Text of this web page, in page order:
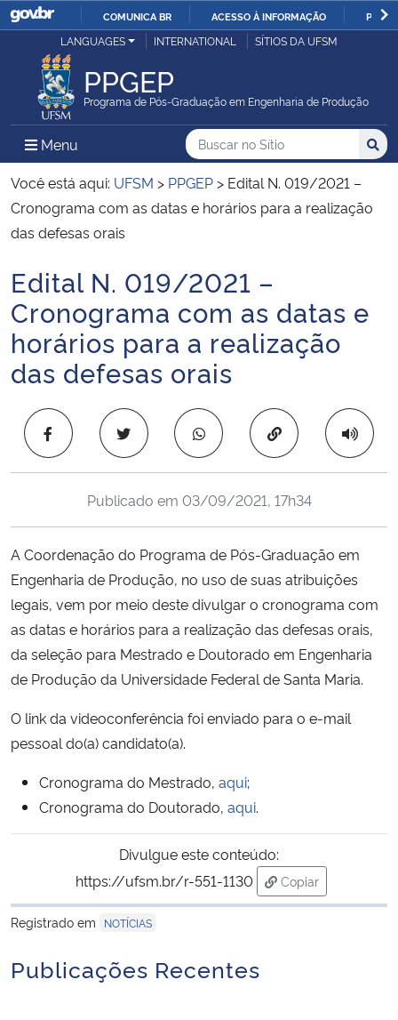
IR
COMUNICA BR ACESSO À INFORMAÇÃO
Ministério da Justiça e Segurança Pública
Ministério da Defesa
Ministério das Relações Exteriores
Ministério da Economia
Ministério da Infraestrutura
Ministério da Agricultura, Pecuária e Abastecimento
Ministério da Educação
Ministério da Cidadania
Ministério da Saúde
Ministério de Minas e Energia
Ministério da Ciência, Tecnologia, Inovações e Comunicações
Ministério do Meio Ambiente
Ministério do Turismo
Controladoria-Geral da União
Ministério da Mulher, da Família e dos Direitos Humanos
Secretaria-Geral
Secretaria de Governo
Gabinete de Segurança Institucional
Advocacia-Geral da União
LANGUAGES INTERNATIONAL SÍTIOS DA UFSM
PPGEP
Programa de Pós-Graduação em Engenharia de Produção
Menu Menu Principal do Sítio
Busca
Buscar no no Sítio
Busca:
Você está aqui: UFSM > PPGEP > Edital N. 019/2021 –
Cronograma com as datas e horários para a realização
das defesas orais
Início do conteúdo
Edital N. 019/2021 –
Cronograma com as datas e
horários para a realização
das defesas orais
Copiar para área
Publicado em 03/09/2021, 17h34
A Coordenação do Programa de Pós-Graduação em
Engenharia de Produção, no uso de suas atribuições
legais, vem por meio deste divulgar o cronograma com
as datas e horários para a realização das defesas orais,
da seleção para Mestrado e Doutorado em Engenharia
de Produção da Universidade Federal de Santa Maria.
O link da videoconferência foi enviado para o e-mail
pessoal do(a) candidato(a).
Cronograma do Mestrado, aqui;
Cronograma do Doutorado, aqui.
Divulgue este conteúdo:
https://ufsm.br/r-551-1130
Copiar
para área de
Registrado em
NOTÍCIAS
Publicações Recentes